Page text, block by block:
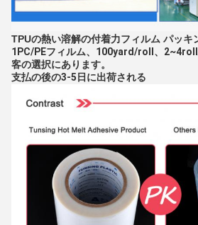
TPUの熱い溶解の付着力フィルム パッキ
1PC/PEフィルム、100yard/roll、
客の選択にあります。
支払の後の3-5日に出荷される